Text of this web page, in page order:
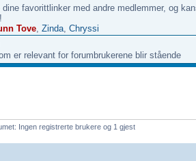
dine favorittlinker med andre medlemmer, og
Tove Zinda Chryssi
er relevant for forumbrukerene blir stående
Ingen registrerte brukere og 1 gjest